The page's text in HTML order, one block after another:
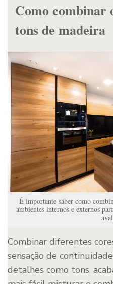
Como combinar
tons de madeira
É importante saber como
ambientes internos e externos
Combinar diferentes
sensação de
detalhes como tons,